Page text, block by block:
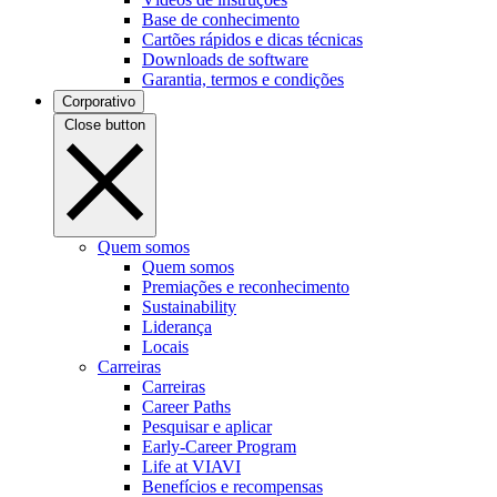
Base de conhecimento
Cartões rápidos e dicas técnicas
Downloads de software
Garantia, termos e condições
Corporativo
Close button
Quem somos
Quem somos
Premiações e reconhecimento
Sustainability
Liderança
Locais
Carreiras
Carreiras
Career Paths
Pesquisar e aplicar
Early-Career Program
Life at VIAVI
Benefícios e recompensas